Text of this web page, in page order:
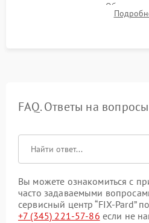
механизма поправок.
ударном стенде для проверки
FAQ. Ответы на вопросы
Вы можете ознакомиться с
часто задаваемыми
сервисный центр “FIX-Pard”
+7 (345) 221-57-86 если не